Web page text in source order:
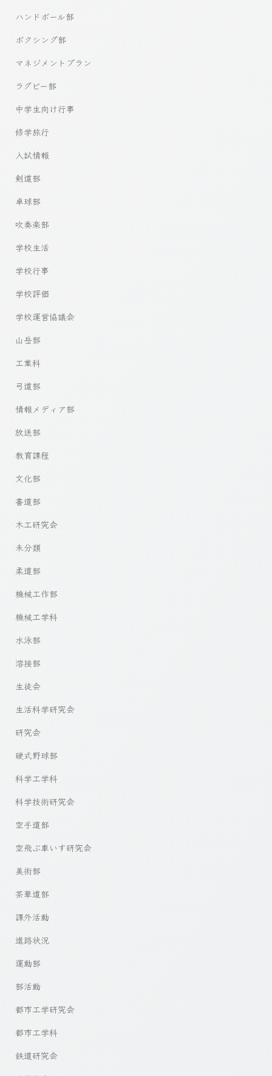
ハンドボール部
ボクシング部
マネジメントプラン
ラグビー部
中学生向け行事
修学旅行
入試情報
剣道部
卓球部
吹奏楽部
学校生活
学校行事
学校評価
学校運営協議会
山岳部
工業科
弓道部
情報メディア部
放送部
教育課程
文化部
書道部
木工研究会
未分類
柔道部
機械工作部
機械工学科
水泳部
溶接部
生徒会
生活科学研究会
研究会
硬式野球部
科学工学科
科学技術研究会
空手道部
空飛ぶ車いす研究会
美術部
茶華道部
課外活動
進路状況
運動部
部活動
都市工学研究会
都市工学科
鉄道研究会